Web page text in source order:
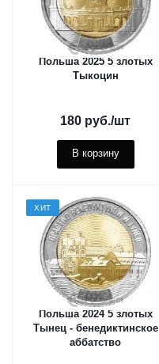
Польша 2025 5 злотых
Тыкоцин
180 руб./шт
В корзину
ХИТ
Польша 2024 5 злотых
Тынец - бенедиктинское
аббатство